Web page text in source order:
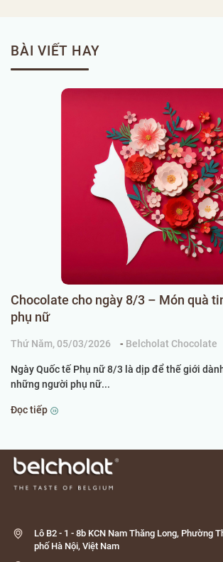
BÀI VIẾT HAY
Chocolate cho ngày 8/3 – Món quà
phụ nữ
Thứ Năm, 05/03/2026 - Belcholat Chocolate
Ngày Quốc tế Phụ nữ 8/3 là dịp để thế giới
những người phụ nữ...
Đọc tiếp
Lô B2 - 1 - 8b KCN Nam Thăng Long, Phường
phố Hà Nội, Việt Nam